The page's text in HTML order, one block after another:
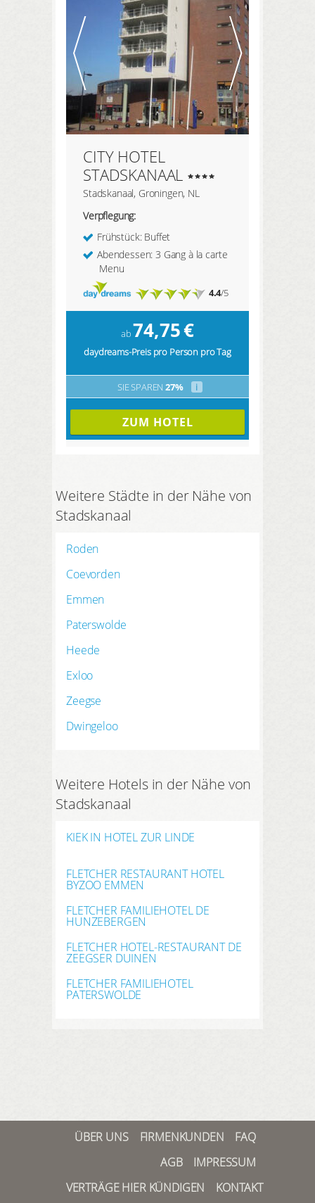
HIER REGISTRIEREN
Meine Buchungen
Meine Produkte
Meine Hotels
ANMELDEN
CITY HOTEL
STADSKANAAL
Stadskanaal, Groningen, NL
Verpflegung:
Frühstück: Buffet
Abendessen: 3 Gang à la carte
Menu
4.4/5
ab74,75€
daydreams-Preis pro Person pro Tag
SIE SPAREN 27% i
ZUM HOTEL
Weitere Städte in der Nähe von
Stadskanaal
Roden
Coevorden
Emmen
Paterswolde
Heede
Exloo
Zeegse
Dwingeloo
Weitere Hotels in der Nähe von
Stadskanaal
KIEK IN HOTEL ZUR LINDE
FLETCHER RESTAURANT HOTEL
BYZOO EMMEN
FLETCHER FAMILIEHOTEL DE
HUNZEBERGEN
FLETCHER HOTEL-RESTAURANT DE
ZEEGSER DUINEN
FLETCHER FAMILIEHOTEL
PATERSWOLDE
ÜBER UNS FIRMENKUNDEN
FAQ
AGB
IMPRESSUM
VERTRÄGE HIER KÜNDIGEN
KONTAKT